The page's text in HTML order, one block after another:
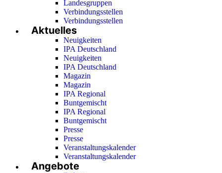
Landesgruppen
Verbindungsstellen
Verbindungsstellen
Aktuelles
Neuigkeiten
IPA Deutschland
Neuigkeiten
IPA Deutschland
Magazin
Magazin
IPA Regional
Buntgemischt
IPA Regional
Buntgemischt
Presse
Presse
Veranstaltungskalender
Veranstaltungskalender
Angebote